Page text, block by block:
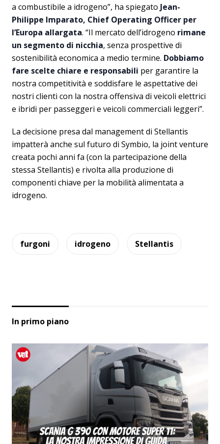
a combustibile a idrogeno”, ha spiegato Jean-
Philippe Imparato, Chief Operating Officer per
l’Europa allargata. “Il mercato dell’idrogeno rimane
un segmento di nicchia, senza prospettive di
sostenibilità economica a medio termine. Dobbiamo
fare scelte chiare e responsabili per garantire la
nostra competitività e soddisfare le aspettative dei
nostri clienti con la nostra offensiva di veicoli elettrici
e ibridi per passeggeri e veicoli commerciali leggeri”.
La decisione presa dal management di Stellantis
impatterà anche sul futuro di Symbio, la joint venture
creata pochi anni fa (con la partecipazione della
stessa Stellantis) e rivolta alla produzione di
componenti chiave per la mobilità alimentata a
idrogeno.
furgoni idrogeno Stellantis
In primo piano